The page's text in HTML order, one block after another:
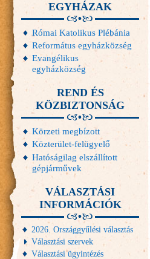
EGYHÁZAK
Római Katolikus Plébánia
Református egyházközség
Evangélikus
egyházközség
REND ÉS
KÖZBIZTONSÁG
Körzeti megbízott
Közterület-felügyelő
Hatóságilag elszállított
gépjárművek
VÁLASZTÁSI
INFORMÁCIÓK
2026. Országgyűlési választás
Választási szervek
Választási ügyintézés